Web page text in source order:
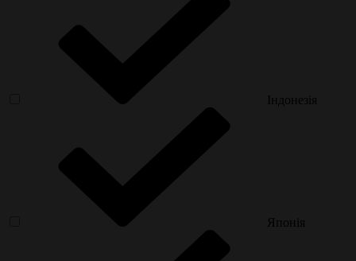
Індонезія
Японія